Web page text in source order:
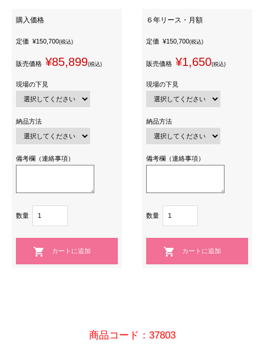
購入価格
定価 ¥150,700(税込)
販売価格 ¥85,899(税込)
現場の下見
納品方法
備考欄（連絡事項）
数量
６年リース・月額
定価 ¥150,700(税込)
販売価格 ¥1,650(税込)
現場の下見
納品方法
備考欄（連絡事項）
数量
商品コード：37803